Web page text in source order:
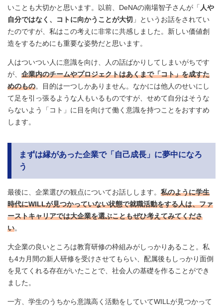
いことも大切かと思います。以前、DeNAの南場智子さんが「 人や
自分ではなく、コトに向かうことが大切 」というお話をされてい
たのですが、私はこの考えに非常に共感しました。新しい価値創
造をするためにも重要な姿勢だと思います。
人はついつい人に意識を向け、人の話ばかりしてしまいがちです
が、 企業内のチームやプロジェクトはあくまで「コト」を成すた
めのもの。目的は一つしかありません。なかには他人のせいにし
て足を引っ張るような人もいるものですが、せめて自分はそうな
らないよう「コト」に目を向けて働く意識を持つことをおすすめ
します。
まずは縁があった企業で「自己成長」に夢中になろ
う
最後に、企業選びの観点についてお話しします。 私のように学生
時代にWILLが見つかっていない状態で就職活動をする人は、ファ
ーストキャリアでは大企業を選ぶこともぜひ考えてみてくださ
い。
大企業の良いところは教育研修の枠組みがしっかりあること。私
も4カ月間の新人研修を受けさせてもらい、配属後もしっかり面倒
を見てくれる存在がいたことで、社会人の基礎を作ることができ
ました。
一方、学生のうちから意識高く活動をしていてWILLが見つかって